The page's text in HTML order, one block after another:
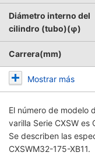
Diámetro interno del
cilindro (tubo)(φ)
Carrera(mm)
Mostrar más
El número de modelo
varilla Serie CXSW es
Se describen las
CXSWM32-175-XB11.